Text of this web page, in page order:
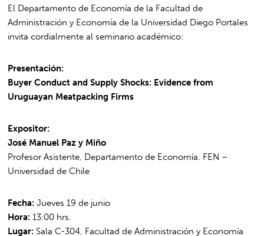
El Departamento de Economía de la Facultad de
Administración y Economía de la Universidad Diego Portales
invita cordialmente al seminario académico:
Presentación:
Buyer Conduct and Supply Shocks: Evidence from
Uruguayan Meatpacking Firms
Expositor:
José Manuel Paz y Miño
Profesor Asistente, Departamento de Economía. FEN –
Universidad de Chile
Fecha: Jueves 19 de junio
Hora: 13:00 hrs.
Lugar: Sala C-304, Facultad de Administración y Economía